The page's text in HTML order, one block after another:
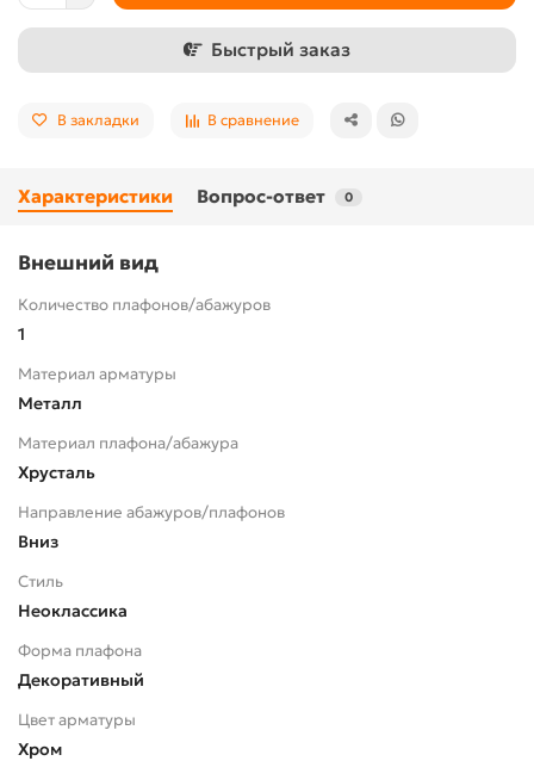
Быстрый заказ
В закладки В сравнение
Характеристики Вопрос-ответ 0
Внешний вид
Количество плафонов/абажуров
1
Материал арматуры
Металл
Материал плафона/абажура
Хрусталь
Направление абажуров/плафонов
Вниз
Стиль
Неоклассика
Форма плафона
Декоративный
Цвет арматуры
Хром